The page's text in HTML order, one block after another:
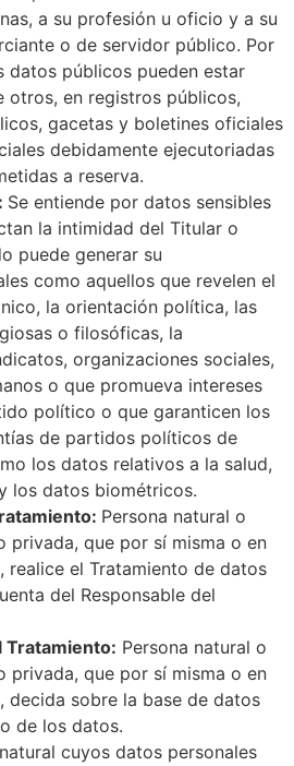
a su profesión u oficio y a su
o de servidor público. Por
datos públicos pueden estar
otros, en registros públicos,
gacetas y boletines oficiales
debidamente ejecutoriadas
a reserva.
Se entiende por datos sensibles
la intimidad del Titular o
puede generar su
como aquellos que revelen el
la orientación política, las
o filosóficas, la
organizaciones sociales,
o que promueva intereses
político o que garanticen los
de partidos políticos de
los datos relativos a la salud,
los datos biométricos.
Persona natural o
privada, que por sí misma o en
realice el Tratamiento de datos
del Responsable del
Tratamiento: Persona natural o
privada, que por sí misma o en
decida sobre la base de datos
de los datos.
cuyos datos personales